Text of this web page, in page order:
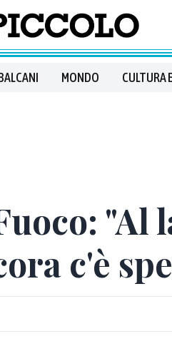
MONDO CULTURA
"Al
c'è